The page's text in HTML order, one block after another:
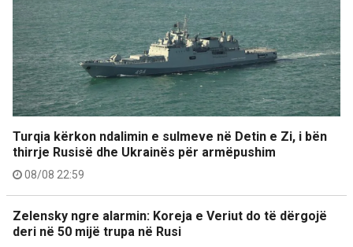
Turqia kërkon ndalimin e sulmeve në Detin e Zi, i bën
thirrje Rusisë dhe Ukrainës për armëpushim
08/08 22:59
Zelensky ngre alarmin: Koreja e Veriut do të dërgojë
deri në 50 mijë trupa në Rusi